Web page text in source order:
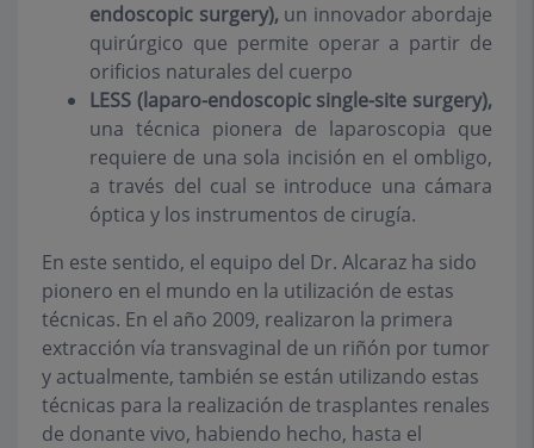
endoscopic surgery),un innovador abordaje
quirúrgico que permite operar a partir de
orificios naturales del cuerpo
LESS (laparo-endoscopic single-site surgery),
una técnica pionera de laparoscopia que
requiere de una sola incisión en el ombligo,
a través del cual se introduce una cámara
óptica y los instrumentos de cirugía.
En este sentido, el equipo del Dr. Alcaraz ha sido
pionero en el mundo en la utilización de estas
técnicas. En el año 2009, realizaron la primera
extracción vía transvaginal de un riñón por tumor
y actualmente, también se están utilizando estas
técnicas para la realización de trasplantes renales
de donante vivo, habiendo hecho, hasta el